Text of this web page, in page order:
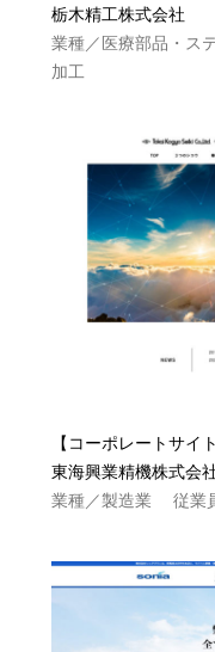
栃木精工株式会社
業種／医療部品・ス
加工
【コーポレートサイト
東海興業精機株式会
業種／製造業 従業